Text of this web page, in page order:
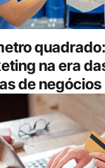
na era
de negócios